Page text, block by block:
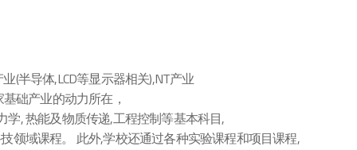
(半导体,LCD等显示器相关),NT产业
础产业的动力所在，
, 热能及物质传递,工程控制等基本科目,
领域课程。 此外,学校还通过各种实验课程和项目课程,